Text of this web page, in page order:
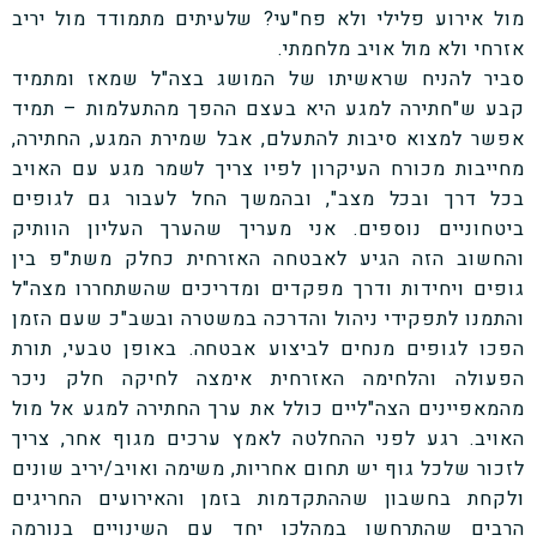
מול אירוע פלילי ולא פח"עי? שלעיתים מתמודד מול יריב
אזרחי ולא מול אויב מלחמתי.
סביר להניח שראשיתו של המושג בצה"ל שמאז ומתמיד
קבע ש"חתירה למגע היא בעצם ההפך מהתעלמות – תמיד
אפשר למצוא סיבות להתעלם, אבל שמירת המגע, החתירה,
מחייבות מכורח העיקרון לפיו צריך לשמר מגע עם האויב
בכל דרך ובכל מצב", ובהמשך החל לעבור גם לגופים
ביטחוניים נוספים. אני מעריך שהערך העליון הוותיק
והחשוב הזה הגיע לאבטחה האזרחית כחלק משת"פ בין
גופים ויחידות ודרך מפקדים ומדריכים שהשתחררו מצה"ל
והתמנו לתפקידי ניהול והדרכה במשטרה ובשב"כ שעם הזמן
הפכו לגופים מנחים לביצוע אבטחה. באופן טבעי, תורת
הפעולה והלחימה האזרחית אימצה לחיקה חלק ניכר
מהמאפיינים הצה"ליים כולל את ערך החתירה למגע אל מול
האויב. רגע לפני ההחלטה לאמץ ערכים מגוף אחר, צריך
לזכור שלכל גוף יש תחום אחריות, משימה ואויב/יריב שונים
ולקחת בחשבון שההתקדמות בזמן והאירועים החריגים
הרבים שהתרחשו במהלכו יחד עם השינויים בנורמה